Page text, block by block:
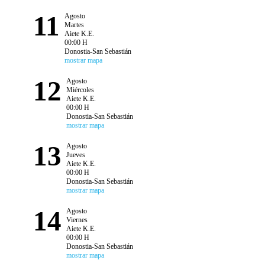
11
Agosto
Martes
Aiete K.E.
00:00 H
Donostia-San Sebastián
mostrar mapa
12
Agosto
Miércoles
Aiete K.E.
00:00 H
Donostia-San Sebastián
mostrar mapa
13
Agosto
Jueves
Aiete K.E.
00:00 H
Donostia-San Sebastián
mostrar mapa
14
Agosto
Viernes
Aiete K.E.
00:00 H
Donostia-San Sebastián
mostrar mapa